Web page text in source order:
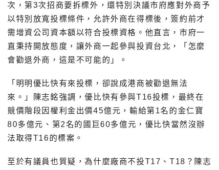
次，第3次招商要拆標外，還特別決議市府應對外商予
以特別放寬投標條件，允許外商在得標後，簽約前才
需增資公司資本額以符合投標資格。他直言，市府一
直秉持開放態度，讓外商一起參與投資台北，「怎麼
會勸退外商，這是不可能的」。
「明明優比快有來投標，卻說成港商被勸退無法
來。」陳志銘強調，優比快有參與T16投標，最終在
競價階段因權利金出價45億元，輸給第1名的金仁寶
80多億元、第2名的國巨60多億元，優比快當然沒辦
法取得T16的標案。
至於有議員也質疑，為什麼廠商不投T17、T18？陳志